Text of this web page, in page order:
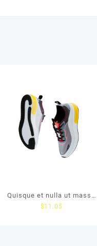
Quisque et nulla ut massa
mattis
$11.05